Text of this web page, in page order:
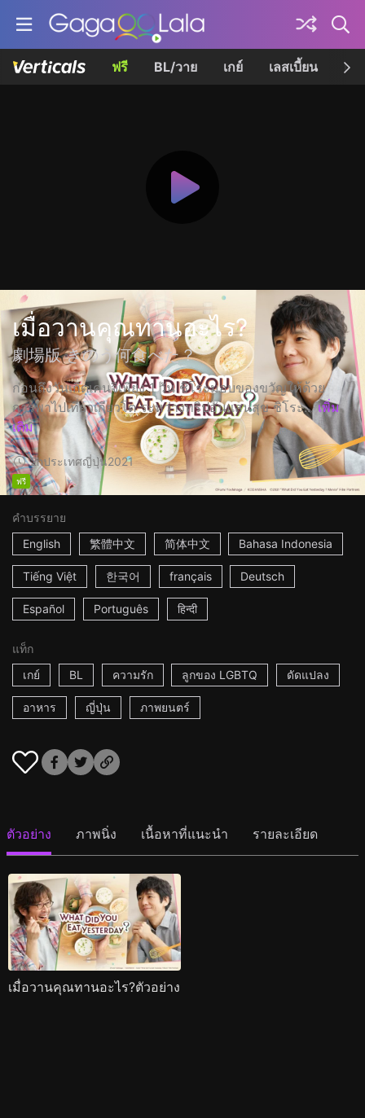
ฟรี BL/วาย เกย์ เลสเบี้ยน เค
เมื่อวานคุณทานอะไร?
劇場版 きのう何食べた？
ก่อนถึงวันเกิดเคนจิเพียง 1 วัน ชิโระมอบของขวัญให้ด้วย
การพาไปเที่ยวเกียวโต ระหว่างทริปอันแสนสุข ชิโระ... เพิ่ม
เติม
2hประเทศญี่ปุ่น2021
ฟรี
คำบรรยาย
English
繁體中文 简体中文 Bahasa Indonesia
Tiếng Việt 한국어 français Deutsch
Español Português हिन्दी
แท็ก
เกย์
BL ความรัก ลูกของ LGBTQ ดัดแปลง
อาหาร ญี่ปุ่น ภาพยนตร์
ตัวอย่าง ภาพนิ่ง เนื้อหาที่แนะนำ รายละเอียด
เมื่อวานคุณทานอะไร?ตัวอย่าง